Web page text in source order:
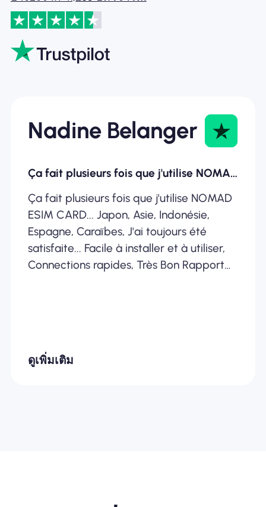
Nadine Belanger
Ça fait plusieurs fois que j'utilise NOMAD ESIM
Ça fait plusieurs fois que j'utilise NOMAD
ESIM CARD... Japon, Asie, Indonésie,
Espagne, Caraïbes, J'ai toujours été
satisfaite... Facile à installer et à utiliser,
Connections rapides, Très Bon Rapport
ดูเพิ่มเติม